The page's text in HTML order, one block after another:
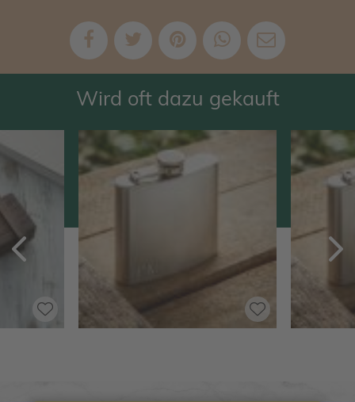
Wird oft dazu gekauft
Zurück